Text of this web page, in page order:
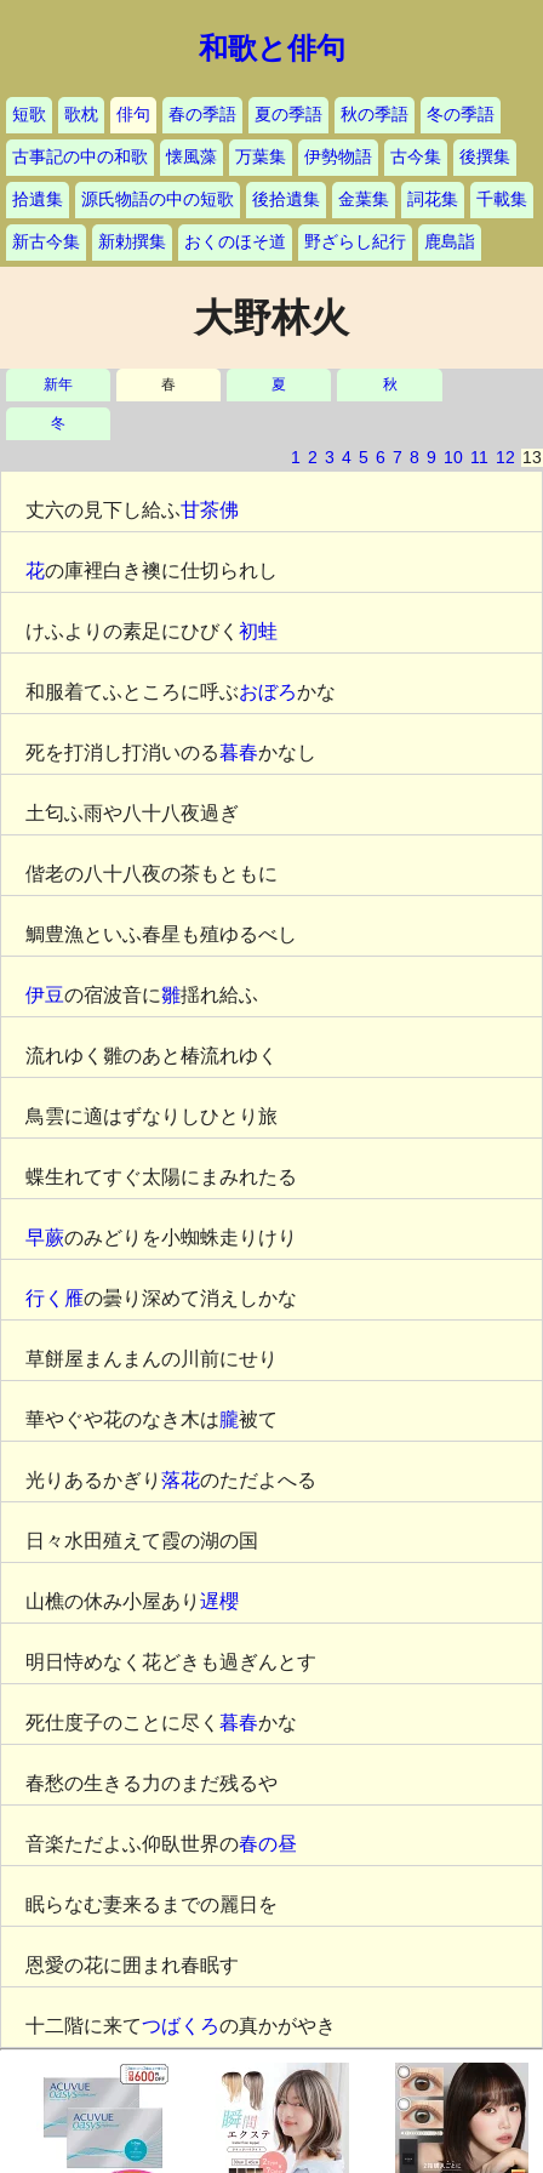
和歌と俳句
短歌 歌枕 俳句 春の季語 夏の季語 秋の季語 冬の季語
古事記の中の和歌 懐風藻 万葉集 伊勢物語 古今集 後撰集
拾遺集 源氏物語の中の短歌 後拾遺集 金葉集 詞花集 千載集
新古今集 新勅撰集 おくのほそ道 野ざらし紀行 鹿島詣
大野林火
新年 春 夏 秋
冬
1 2 3 4 5 6 7 8 9 10 11 12 13
丈六の見下し給ふ甘茶佛
花の庫裡白き襖に仕切られし
けふよりの素足にひびく 初蛙
和服着てふところに呼ぶおぼろかな
死を打消し打消いのる暮春かなし
土匂ふ雨や八十八夜過ぎ
偕老の八十八夜の茶もともに
鯛豊漁といふ春星も殖ゆるべし
伊豆の宿波音に雛揺れ給ふ
流れゆく雛のあと椿流れゆく
鳥雲に適はずなりしひとり旅
蝶生れてすぐ太陽にまみれたる
早蕨のみどりを小蜘蛛走りけり
行く雁の曇り深めて消えしかな
草餅屋まんまんの川前にせり
華やぐや花のなき木は朧被て
光りあるかぎり 落花のただよへる
日々水田殖えて霞の湖の国
山樵の休み小屋あり 遅櫻
明日恃めなく花どきも過ぎんとす
死仕度子のことに尽く 暮春かな
春愁の生きる力のまだ残るや
音楽ただよふ仰臥世界の春の昼
眠らなむ妻来るまでの麗日を
恩愛の花に囲まれ春眠す
十二階に来てつばくろの真かがやき